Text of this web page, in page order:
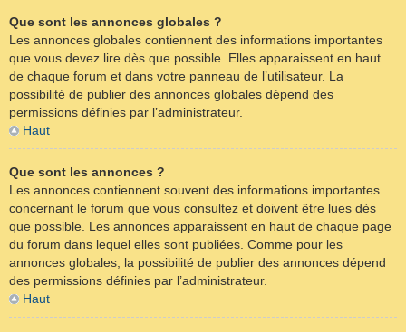
Que sont les annonces globales ?
Les annonces globales contiennent des informations importantes
que vous devez lire dès que possible. Elles apparaissent en haut
de chaque forum et dans votre panneau de l’utilisateur. La
possibilité de publier des annonces globales dépend des
permissions définies par l’administrateur.
Haut
Que sont les annonces ?
Les annonces contiennent souvent des informations importantes
concernant le forum que vous consultez et doivent être lues dès
que possible. Les annonces apparaissent en haut de chaque page
du forum dans lequel elles sont publiées. Comme pour les
annonces globales, la possibilité de publier des annonces dépend
des permissions définies par l’administrateur.
Haut